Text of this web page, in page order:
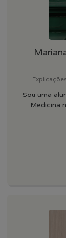
Sou uma
Medicina